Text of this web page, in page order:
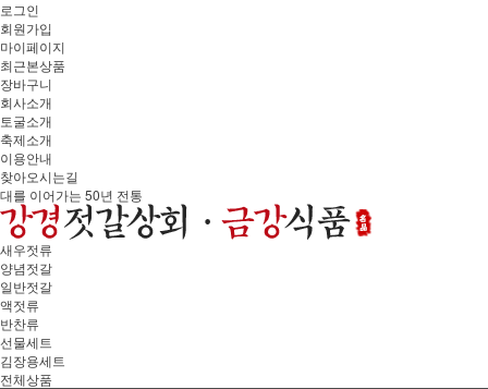
로그인
회원가입
마이페이지
최근본상품
장바구니
회사소개
토굴소개
축제소개
이용안내
찾아오시는길
대를 이어가는 50년 전통
새우젓류
양념젓갈
일반젓갈
액젓류
반찬류
선물세트
김장용세트
전체상품